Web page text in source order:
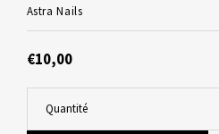
Astra Nails
€10,00
Quantité